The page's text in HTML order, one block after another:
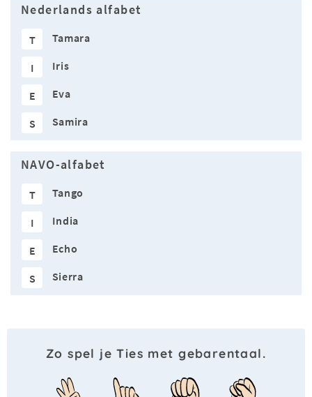
Nederlands alfabet
T Tamara
I Iris
E Eva
S Samira
NAVO-alfabet
T Tango
I India
E Echo
S Sierra
Zo spel je Ties met gebarentaal.